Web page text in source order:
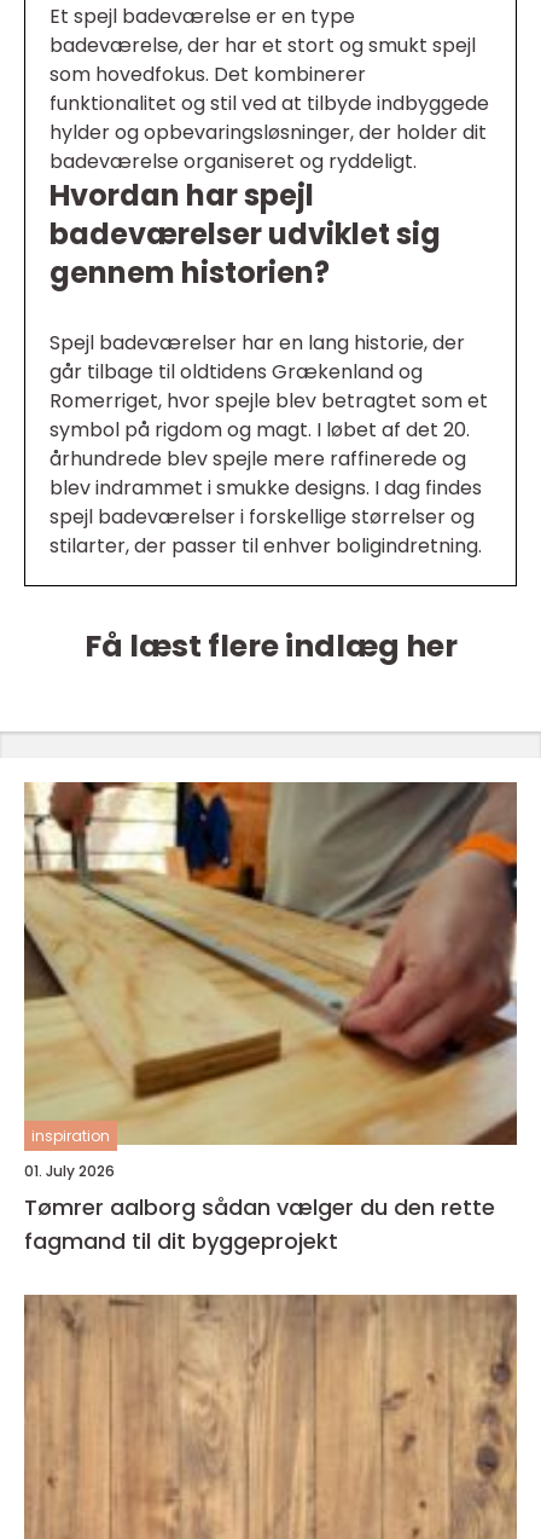
Et spejl badeværelse er en type
badeværelse, der har et stort og smukt spejl
som hovedfokus. Det kombinerer
funktionalitet og stil ved at tilbyde indbyggede
hylder og opbevaringsløsninger, der holder dit
badeværelse organiseret og ryddeligt.
Hvordan har spejl
badeværelser udviklet sig
gennem historien?
Spejl badeværelser har en lang historie, der
går tilbage til oldtidens Grækenland og
Romerriget, hvor spejle blev betragtet som et
symbol på rigdom og magt. I løbet af det 20.
århundrede blev spejle mere raffinerede og
blev indrammet i smukke designs. I dag findes
spejl badeværelser i forskellige størrelser og
stilarter, der passer til enhver boligindretning.
Få læst flere indlæg her
inspiration
01. July 2026
Tømrer aalborg sådan vælger du den rette
fagmand til dit byggeprojekt